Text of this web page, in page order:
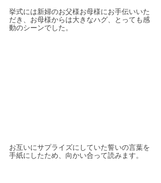
挙式には新婦のお父様お母様にお手伝いいた
だき、お母様からは大きなハグ、とっても感
動のシーンでした。
お互いにサプライズにしていた誓いの言葉を
手紙にしたため、向かい合って読みます。